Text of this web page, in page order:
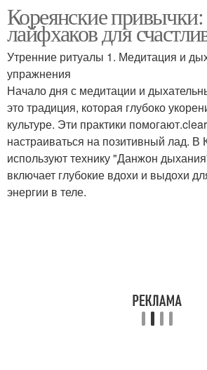
Кореянские
лайфхаков для
Утренние ритуалы 1. Медитация и
упражнения
Начало дня с медитации и
это традиция, которая глубоко
культуре. Эти практики
настраиваться на позитивный лад. В
используют технику "Данжон
включает глубокие вдохи и выдохи
энергии в теле.